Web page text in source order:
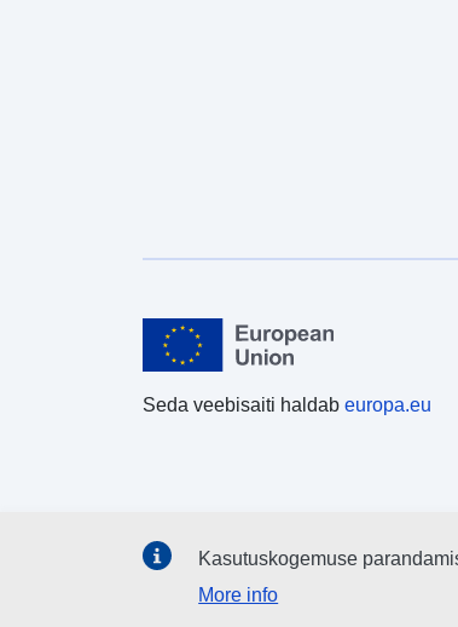
Seda veebisaiti haldab europa.eu
Kasutuskogemuse
More info